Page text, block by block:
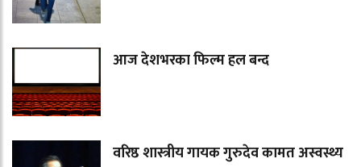
आज देशभरका फिल्म हल बन्द
वरिष्ठ शास्त्रीय गायक गुरुदेव कामत अस्वस्थ्य